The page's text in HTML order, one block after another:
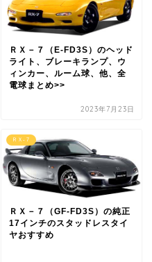
ＲＸ－７（E-FD3S）のヘッド
ライト、ブレーキランプ、ウ
ィンカー、ルーム球、他、全
電球まとめ>>
2023年7月23日
ＲＸ-７
ＲＸ－７（GF-FD3S）の純正
17インチのスタッドレスタイ
ヤおすすめ